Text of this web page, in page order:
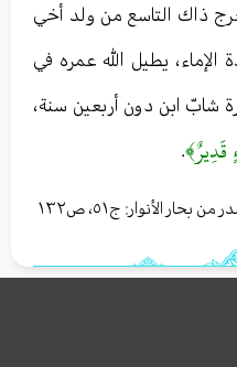
ذاك التاسع من ولد أخي
يطيل الله عمره في
شابّ ابن دون أربعين سنة،
قَدِيرٌ﴾.
من بحار الأنوار: ج٥١، ص١٣٢